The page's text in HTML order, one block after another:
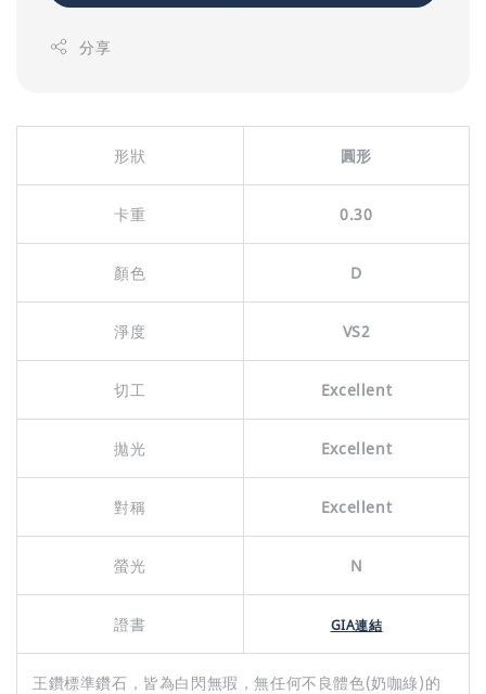
分享
形狀 圓形
卡重 0.30
顏色 D
淨度 VS2
切工 Excellent
拋光 Excellent
對稱 Excellent
螢光 N
證書 GIA連結
王鑽標準鑽石，皆為白閃無瑕，無任何不良體色(奶咖綠)的